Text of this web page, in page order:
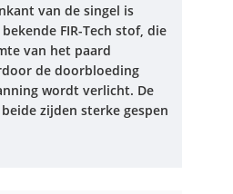
van de singel is
FIR-Tech stof, die
van het paard
de doorbloeding
wordt verlicht. De
zijden sterke gespen